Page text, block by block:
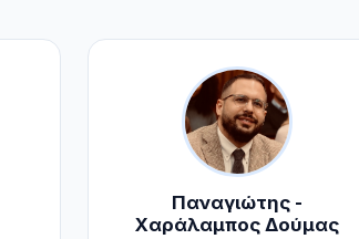
Παναγιώτης -
Χαράλαμπος Δούμας